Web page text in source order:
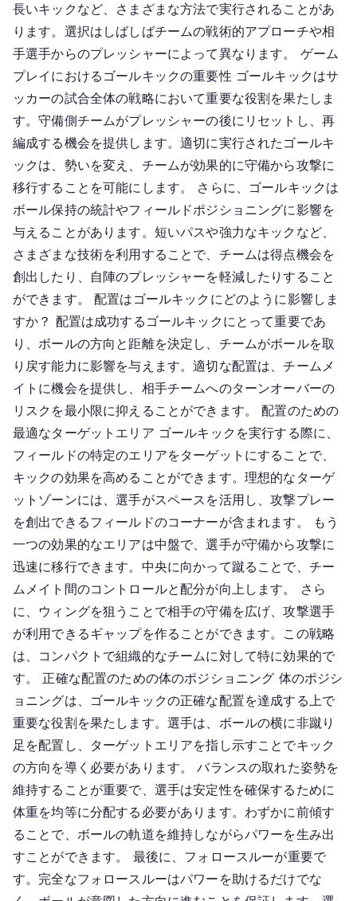
長いキックなど、さまざまな方法で実行されることがあ
ります。選択はしばしばチームの戦術的アプローチや相
手選手からのプレッシャーによって異なります。 ゲーム
プレイにおけるゴールキックの重要性 ゴールキックはサ
ッカーの試合全体の戦略において重要な役割を果たしま
す。守備側チームがプレッシャーの後にリセットし、再
編成する機会を提供します。適切に実行されたゴールキ
ックは、勢いを変え、チームが効果的に守備から攻撃に
移行することを可能にします。 さらに、ゴールキックは
ボール保持の統計やフィールドポジショニングに影響を
与えることがあります。短いパスや強力なキックなど、
さまざまな技術を利用することで、チームは得点機会を
創出したり、自陣のプレッシャーを軽減したりすること
ができます。 配置はゴールキックにどのように影響しま
すか？ 配置は成功するゴールキックにとって重要であ
り、ボールの方向と距離を決定し、チームがボールを取
り戻す能力に影響を与えます。適切な配置は、チームメ
イトに機会を提供し、相手チームへのターンオーバーの
リスクを最小限に抑えることができます。 配置のための
最適なターゲットエリア ゴールキックを実行する際に、
フィールドの特定のエリアをターゲットにすることで、
キックの効果を高めることができます。理想的なターゲ
ットゾーンには、選手がスペースを活用し、攻撃プレー
を創出できるフィールドのコーナーが含まれます。 もう
一つの効果的なエリアは中盤で、選手が守備から攻撃に
迅速に移行できます。中央に向かって蹴ることで、チー
ムメイト間のコントロールと配分が向上します。 さら
に、ウィングを狙うことで相手の守備を広げ、攻撃選手
が利用できるギャップを作ることができます。この戦略
は、コンパクトで組織的なチームに対して特に効果的で
す。 正確な配置のための体のポジショニング 体のポジシ
ョニングは、ゴールキックの正確な配置を達成する上で
重要な役割を果たします。選手は、ボールの横に非蹴り
足を配置し、ターゲットエリアを指し示すことでキック
の方向を導く必要があります。 バランスの取れた姿勢を
維持することが重要で、選手は安定性を確保するために
体重を均等に分配する必要があります。わずかに前傾す
ることで、ボールの軌道を維持しながらパワーを生み出
すことができます。 最後に、フォロースルーが重要で
す。完全なフォロースルーはパワーを助けるだけでな